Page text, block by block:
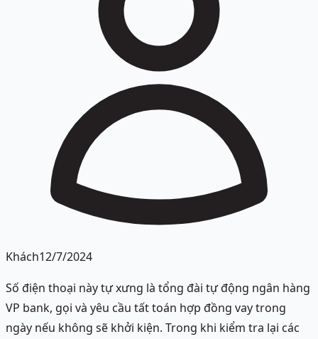
Khách12/7/2024
Số điện thoại này tự xưng là tổng đài tự động ngân hàng
VP bank, gọi và yêu cầu tất toán hợp đồng vay trong
ngày nếu không sẽ khởi kiện. Trong khi kiểm tra lại các